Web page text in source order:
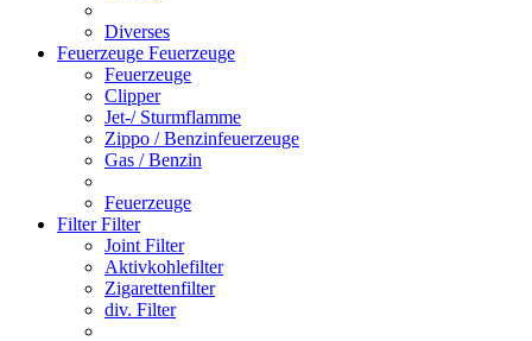
Diverses
Feuerzeuge Feuerzeuge
Feuerzeuge
Clipper
Jet-/ Sturmflamme
Zippo / Benzinfeuerzeuge
Gas / Benzin
Feuerzeuge
FilterFilter
Joint Filter
Aktivkohlefilter
Zigarettenfilter
div. Filter